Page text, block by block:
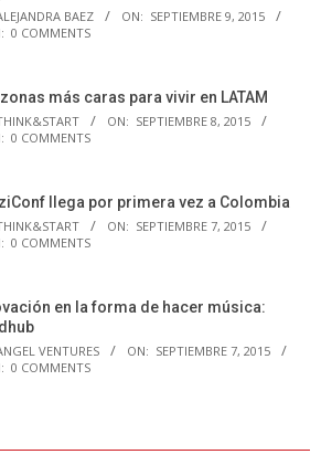
BAEZ ON: SEPTIEMBRE 9, 2015
0 COMMENTS
más caras para vivir en LATAM
ON: SEPTIEMBRE 8, 2015
0 COMMENTS
llega por primera vez a Colombia
ON: SEPTIEMBRE 7, 2015
0 COMMENTS
en la forma de hacer música:
VENTURES ON: SEPTIEMBRE 7, 2015
0 COMMENTS